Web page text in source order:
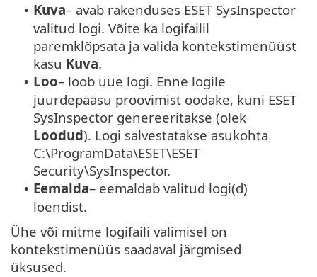
• Kuva– avab rakenduses ESET SysInspector
valitud logi. Võite ka logifailil
paremklõpsata ja valida kontekstimenüüst
käsu Kuva.
• Loo– loob uue logi. Enne logile
juurdepääsu proovimist oodake, kuni ESET
SysInspector genereeritakse (olek
Loodud). Logi salvestatakse asukohta
C:\ProgramData\ESET\ESET
Security\SysInspector.
• Eemalda– eemaldab valitud logi(d)
loendist.
Ühe või mitme logifaili valimisel on
kontekstimenüüs saadaval järgmised
üksused.